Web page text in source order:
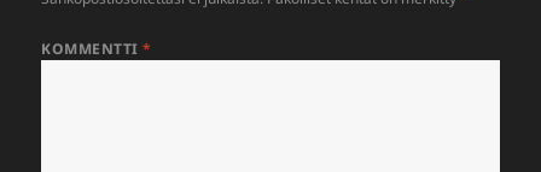
KOMMENTTI*